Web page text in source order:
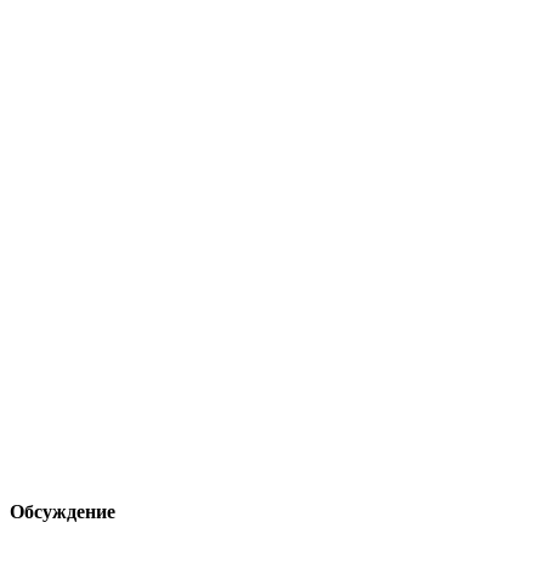
Обсуждение